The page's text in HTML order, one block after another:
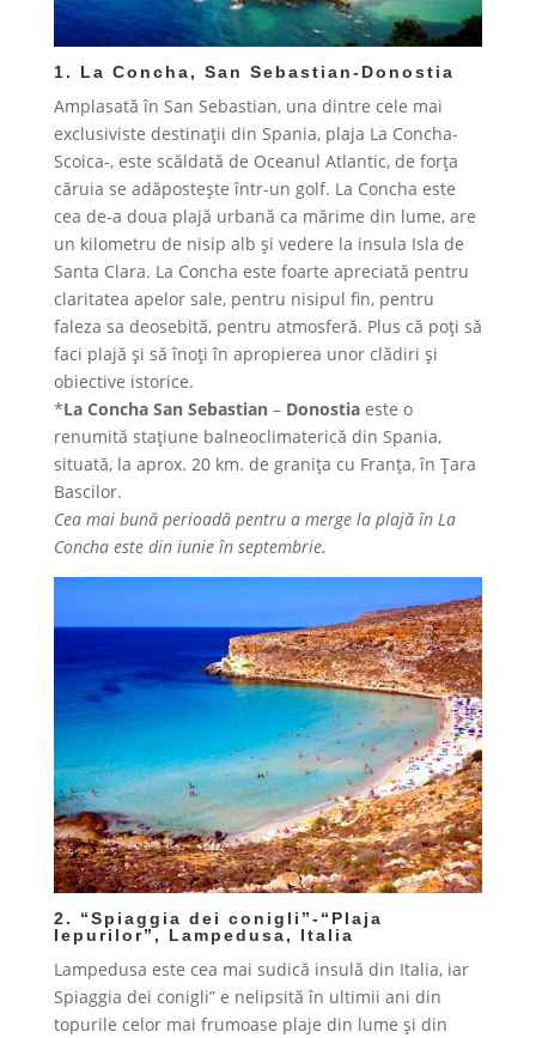
1. La Concha, San Sebastian-Donostia
Amplasată în San Sebastian, una dintre cele mai
exclusiviste destinații din Spania, plaja La Concha-
Scoica-, este scăldată de Oceanul Atlantic, de forța
căruia se adăpostește într-un golf. La Concha este
cea de-a doua plajă urbană ca mărime din lume, are
un kilometru de nisip alb și vedere la insula Isla de
Santa Clara. La Concha este foarte apreciată pentru
claritatea apelor sale, pentru nisipul fin, pentru
faleza sa deosebită, pentru atmosferă. Plus că poți să
faci plajă și să înoți în apropierea unor clădiri și
obiective istorice.
*La Concha San Sebastian– Donostiaeste o
renumită stațiune balneoclimaterică din Spania,
situată, la aprox. 20 km. de granița cu Franța, în Țara
Bascilor.
Cea mai bună perioadă pentru a merge la plajă în La
Concha este din iunie în septembrie.
2. “Spiaggia dei conigli”-“Plaja
Iepurilor”, Lampedusa, Italia
Lampedusa este cea mai sudică insulă din Italia, iar
Spiaggia dei conigli” e nelipsită în ultimii ani din
topurile celor mai frumoase plaje din lume și din